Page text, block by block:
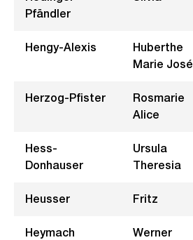
Pfändler
Hengy-Alexis
Huberthe
Marie José
Herzog-Pfister
Rosmarie
Alice
Hess-
Donhauser
Ursula
Theresia
Heusser Fritz
Heymach Werner